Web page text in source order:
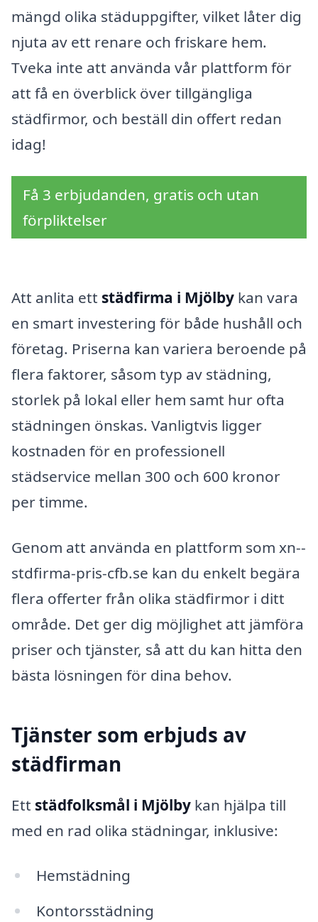
mängd olika städuppgifter, vilket låter dig
njuta av ett renare och friskare hem.
Tveka inte att använda vår plattform för
att få en överblick över tillgängliga
städfirmor, och beställ din offert redan
idag!
Få 3 erbjudanden, gratis och utan
förpliktelser
Att anlita ett städfirma i Mjölby kan vara
en smart investering för både hushåll och
företag. Priserna kan variera beroende på
flera faktorer, såsom typ av städning,
storlek på lokal eller hem samt hur ofta
städningen önskas. Vanligtvis ligger
kostnaden för en professionell
städservice mellan 300 och 600 kronor
per timme.
Genom att använda en plattform som xn--
stdfirma-pris-cfb.se kan du enkelt begära
flera offerter från olika städfirmor i ditt
område. Det ger dig möjlighet att jämföra
priser och tjänster, så att du kan hitta den
bästa lösningen för dina behov.
Tjänster som erbjuds av
städfirman
Ett städfolksmål i Mjölby kan hjälpa till
med en rad olika städningar, inklusive:
Hemstädning
Kontorsstädning